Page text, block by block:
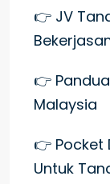
👉 JV
👉
Malaysia
👉 Pocket
Untuk